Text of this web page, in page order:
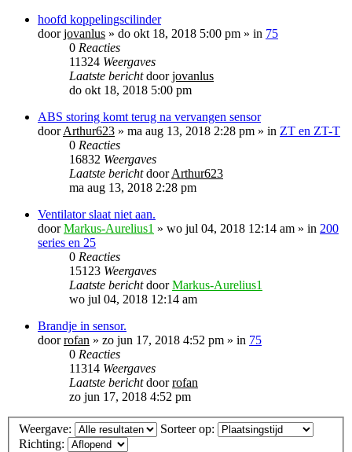
hoofd koppelingscilinder
doorjovanlus » do okt 18, 2018 5:00 pm » in 75
0 Reacties
11324 Weergaves
Laatste berichtdoorjovanlus
do okt 18, 2018 5:00 pm
ABS storing komt terug na vervangen sensor
doorArthur623 » ma aug 13, 2018 2:28 pm » in ZT en ZT-T
0 Reacties
16832 Weergaves
Laatste berichtdoorArthur623
ma aug 13, 2018 2:28 pm
Ventilator slaat niet aan.
doorMarkus-Aurelius1 » wo jul 04, 2018 12:14 am » in 200
series en 25
0 Reacties
15123 Weergaves
Laatste berichtdoorMarkus-Aurelius1
wo jul 04, 2018 12:14 am
Brandje in sensor.
doorrofan » zo jun 17, 2018 4:52 pm » in 75
0 Reacties
11314 Weergaves
Laatste berichtdoorrofan
zo jun 17, 2018 4:52 pm
Weergave:
Sorteer op:
Richting: